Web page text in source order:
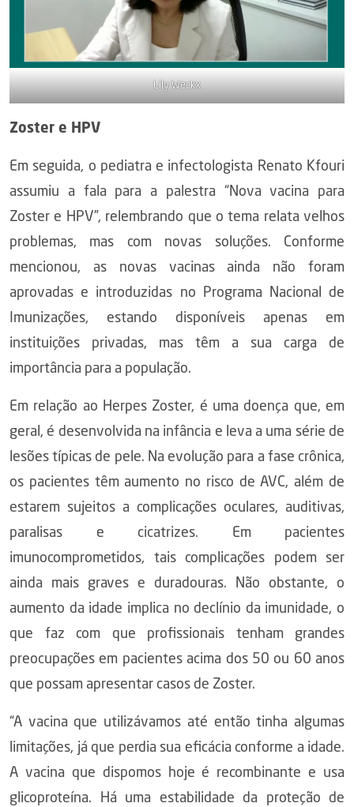
Lily Weckx
Zoster e HPV
Em seguida, o pediatra e infectologista Renato Kfouri
assumiu a fala para a palestra “Nova vacina para
Zoster e HPV”, relembrando que o tema relata velhos
problemas, mas com novas soluções. Conforme
mencionou, as novas vacinas ainda não foram
aprovadas e introduzidas no Programa Nacional de
Imunizações, estando disponíveis apenas em
instituições privadas, mas têm a sua carga de
importância para a população.
Em relação ao Herpes Zoster, é uma doença que, em
geral, é desenvolvida na infância e leva a uma série de
lesões típicas de pele. Na evolução para a fase crônica,
os pacientes têm aumento no risco de AVC, além de
estarem sujeitos a complicações oculares, auditivas,
paralisas e cicatrizes. Em pacientes
imunocomprometidos, tais complicações podem ser
ainda mais graves e duradouras. Não obstante, o
aumento da idade implica no declínio da imunidade, o
que faz com que profissionais tenham grandes
preocupações em pacientes acima dos 50 ou 60 anos
que possam apresentar casos de Zoster.
“A vacina que utilizávamos até então tinha algumas
limitações, já que perdia sua eficácia conforme a idade.
A vacina que dispomos hoje é recombinante e usa
glicoproteína. Há uma estabilidade da proteção de